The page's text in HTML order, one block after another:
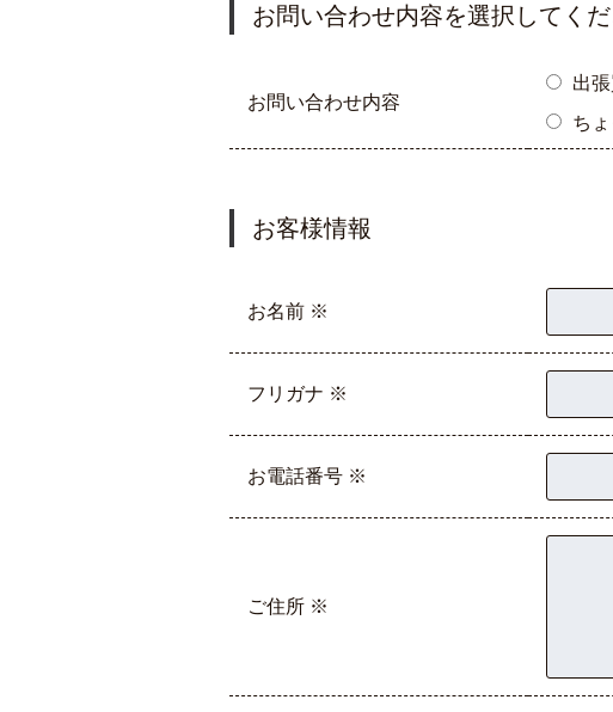
お問い合わせ内容を選択してく
お問い合わせ内容
出
ち
お客様情報
お名前 ※
フリガナ ※
お電話番号 ※
ご住所 ※